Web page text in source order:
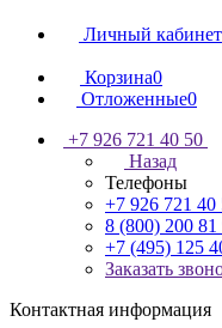
Личный кабинет
Корзина0
Отложенные0
+7 926 721 40 50
Назад
Телефоны
+7 926 721 40
8 (800) 200 81
+7 (495) 125
Заказать
Контактная информация